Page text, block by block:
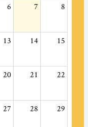
6 7 8
13 14 15
20 21 22
27 28 29